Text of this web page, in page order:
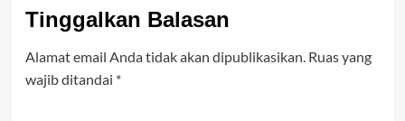
Tinggalkan Balasan
Alamat email Anda tidak akan dipublikasikan. Ruas yang
wajib ditandai *